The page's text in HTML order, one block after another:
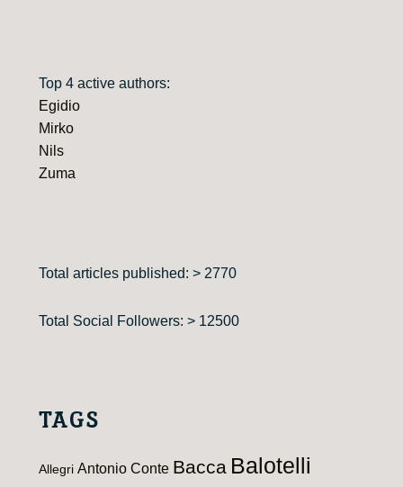
Top 4 active authors:
Egidio
Mirko
Nils
Zuma
Total articles published: > 2770
Total Social Followers: > 12500
TAGS
Allegri Antonio Conte Bacca Balotelli